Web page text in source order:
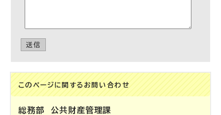
送信
このページに関する お問い合わせ
総務部 公共財産管理課